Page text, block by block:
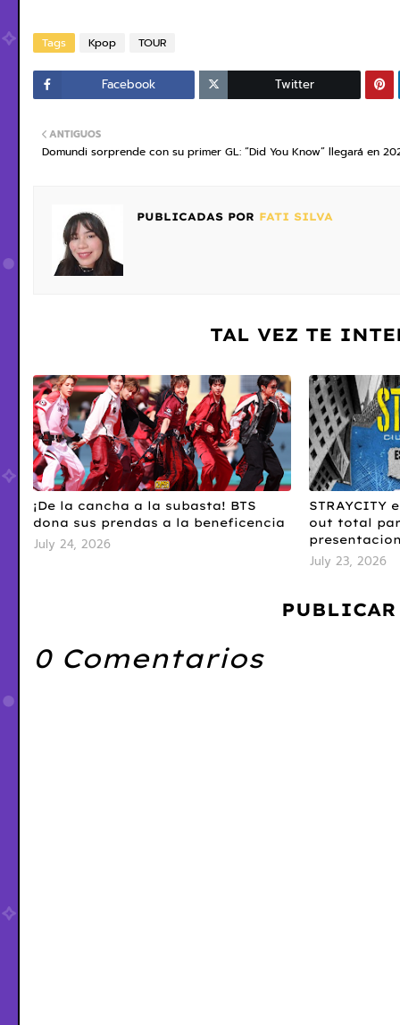
Tags Kpop TOUR
Facebook Twitter
ANTIGUOS
Domundi sorprende con su primer GL: “Did You Know” llegará en
PUBLICADAS POR FATI SILVA
TAL VEZ TE
¡De la cancha a la subasta! BTS
dona sus prendas a la beneficencia
July 24, 2026
STRAYCITY
out total
July 23, 2026
0 Comentarios